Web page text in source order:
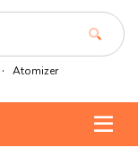
Atomizer